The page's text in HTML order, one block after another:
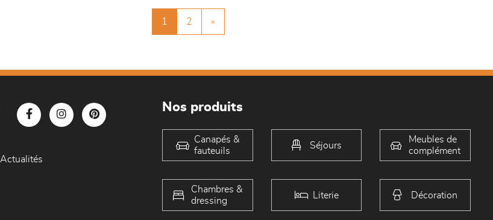
1 2 »
Actualités
Nos produits
Canapés &
fauteuils
Séjours
Meubles de
complément
Chambres &
dressing
Literie Décoration